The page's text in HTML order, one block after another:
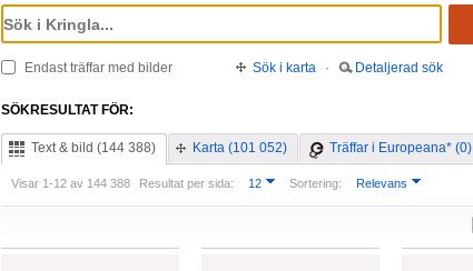
Endast träffar med bilder Sök i karta · Detaljerad sök
SÖKRESULTAT FÖR:
Text & bild (144 388) Karta (101 052) Träffar i Europeana* (0)
Visar 1-12 av 144 388 Resultat per sida: 12 Sortering: Relevans